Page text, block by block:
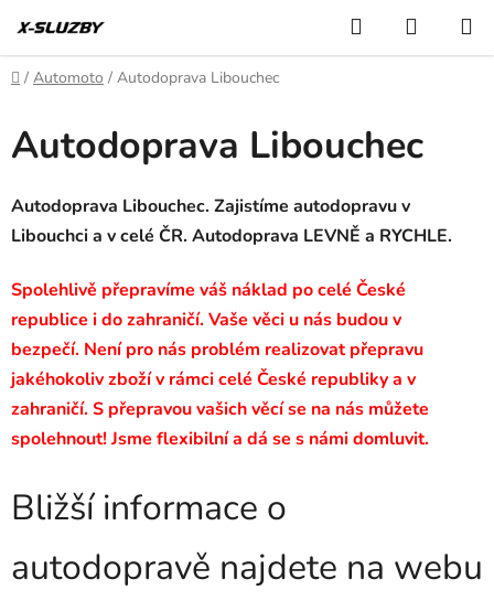
na
obsah
Hledat
KOŠÍK
Domů
/ Automoto / Autodoprava Libouchec
Autodoprava Libouchec
Autodoprava Libouchec. Zajistíme autodopravu v
Libouchci a v celé ČR. Autodoprava LEVNĚ a RYCHLE.
Spolehlivě přepravíme váš náklad po celé České
republice i do zahraničí. Vaše věci u nás budou v
bezpečí. Není pro nás problém realizovat přepravu
jakéhokoliv zboží v rámci celé České republiky a v
zahraničí. S přepravou vašich věcí se na nás můžete
spolehnout! Jsme flexibilní a dá se s námi domluvit.
Bližší informace o
autodopravě najdete na webu